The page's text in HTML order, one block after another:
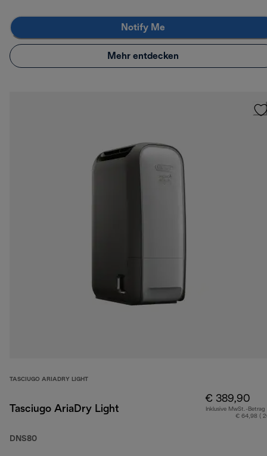
Notify Me
Mehr entdecken
TASCIUGO ARIADRY LIGHT
Tasciugo AriaDry Light
DNS80
€ 389,90
Inklusive MwSt.-Betrag
€ 64,98 (